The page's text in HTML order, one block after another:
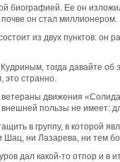
биографией. Ее он
он стал миллионером.
из двух пунктов:
тогда давайте
это странно.
движения
пользы не имеет:
в группу, в которой
ни Лазарева, ни тем
дал какой-то отпор и